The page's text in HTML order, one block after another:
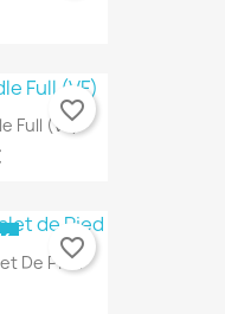
Full (VF)
favorite_border
De Pied
favorite_border